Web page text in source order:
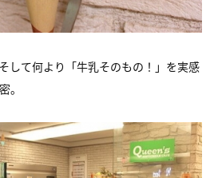
して何より「牛乳そのもの！」を実感
。